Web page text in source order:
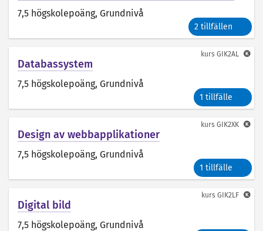
7,5 högskolepoäng, Grundnivå
2 tillfällen
Databassystem
7,5 högskolepoäng, Grundnivå
1 tillfälle
kurs GIK2AL
Design av webbapplikationer
7,5 högskolepoäng, Grundnivå
1 tillfälle
kurs GIK2XK
Digital bild
7,5 högskolepoäng, Grundnivå
kurs GIK2LF